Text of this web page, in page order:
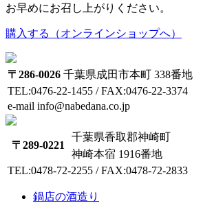
お早めにお召し上がりください。
購入する（オンラインショップへ）
〒286-0026 千葉県成田市本町 338番地
TEL:0476-22-1455 / FAX:0476-22-3374
e-mail info@nabedana.co.jp
〒289-0221
千葉県香取郡神崎町
神崎本宿 1916番地
TEL:0478-72-2255 / FAX:0478-72-2833
鍋店の酒造り